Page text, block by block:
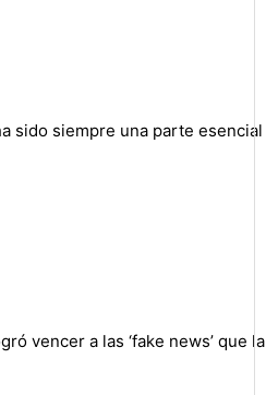
sido siempre una parte esencial
vencer a las ‘fake news’ que la